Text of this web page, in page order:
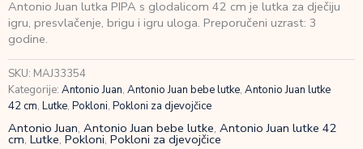
PIPA
s
glodalicom
42
cm
količina
Antonio Juan lutka PIPA s glodalicom 42 cm je lutka za dječiju
igru, presvlačenje, brigu i igru uloga. Preporučeni uzrast: 3
godine.
SKU: MAJ33354
Kategorije: Antonio Juan, Antonio Juan bebe lutke, Antonio Juan lutke
42 cm, Lutke, Pokloni, Pokloni za djevojčice
Antonio Juan, Antonio Juan bebe lutke, Antonio Juan lutke 42
cm, Lutke, Pokloni, Pokloni za djevojčice